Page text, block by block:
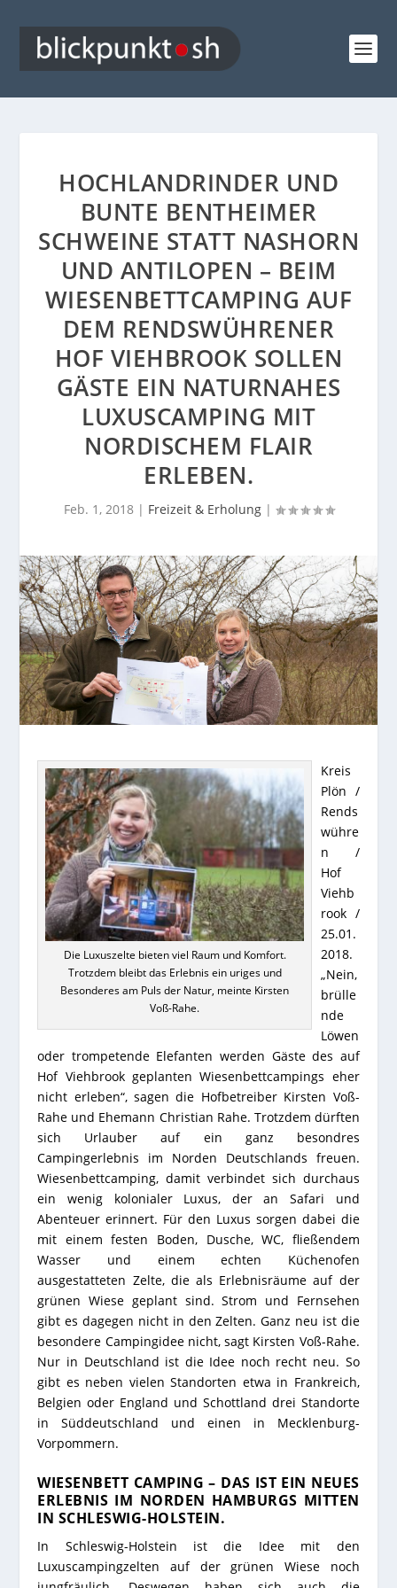
HOCHLANDRINDER UND
BUNTE BENTHEIMER
SCHWEINE STATT NASHORN
UND ANTILOPEN – BEIM
WIESENBETTCAMPING AUF
DEM RENDSWÜHRENER
HOF VIEHBROOK SOLLEN
GÄSTE EIN NATURNAHES
LUXUSCAMPING MIT
NORDISCHEM FLAIR
ERLEBEN.
Feb. 1, 2018| Freizeit & Erholung|
Die Luxuszelte bieten viel Raum und Komfort.
Trotzdem bleibt das Erlebnis ein uriges und
Besonderes am Puls der Natur, meinte Kirsten
Voß-Rahe.
Kreis
Plön /
Rends
wühre
n /
Hof
Viehb
rook /
25.01.
2018.
„Nein,
brülle
nde
Löwen
oder trompetende Elefanten werden Gäste des auf
Hof Viehbrook geplanten Wiesenbettcampings eher
nicht erleben“, sagen die Hofbetreiber Kirsten Voß-
Rahe und Ehemann Christian Rahe. Trotzdem dürften
sich Urlauber auf ein ganz besondres
Campingerlebnis im Norden Deutschlands freuen.
Wiesenbettcamping, damit verbindet sich durchaus
ein wenig kolonialer Luxus, der an Safari und
Abenteuer erinnert. Für den Luxus sorgen dabei die
mit einem festen Boden, Dusche, WC, fließendem
Wasser und einem echten Küchenofen
ausgestatteten Zelte, die als Erlebnisräume auf der
grünen Wiese geplant sind. Strom und Fernsehen
gibt es dagegen nicht in den Zelten. Ganz neu ist die
besondere Campingidee nicht, sagt Kirsten Voß-Rahe.
Nur in Deutschland ist die Idee noch recht neu. So
gibt es neben vielen Standorten etwa in Frankreich,
Belgien oder England und Schottland drei Standorte
in Süddeutschland und einen in Mecklenburg-
Vorpommern.
WIESENBETT CAMPING – DAS IST EIN NEUES
ERLEBNIS IM NORDEN HAMBURGS MITTEN
IN SCHLESWIG-HOLSTEIN.
In Schleswig-Holstein ist die Idee mit den
Luxuscampingzelten auf der grünen Wiese noch